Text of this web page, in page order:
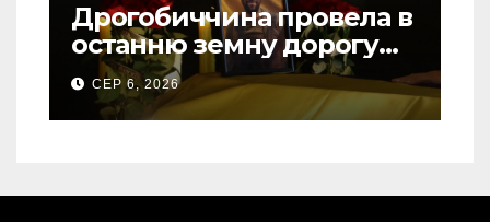
Дрогобиччина провела в
останню земну дорогу
свого Захисника – Олега
Торського
СЕР 6, 2026